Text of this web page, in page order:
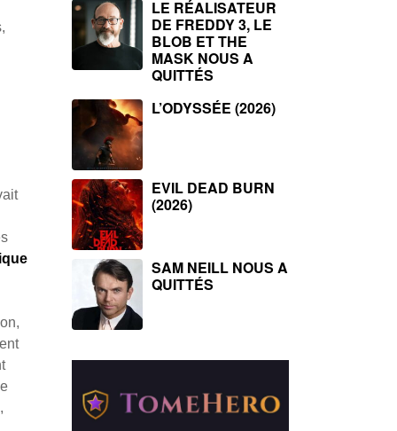
LE RÉALISATEUR
DE FREDDY 3, LE
BLOB ET THE
MASK NOUS A
QUITTÉS
L’ODYSSÉE (2026)
EVIL DEAD BURN
(2026)
SAM NEILL NOUS A
QUITTÉS